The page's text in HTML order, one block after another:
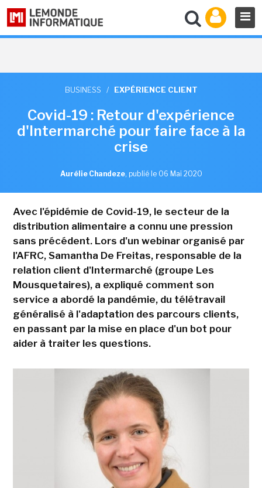
BUSINESS / EXPÉRIENCE CLIENT
Covid-19 : Retour d'expérience
d'Intermarché pour faire face à la
crise
Aurélie Chandeze, publié le 06 Mai 2020
Avec l'épidémie de Covid-19, le secteur de la
distribution alimentaire a connu une pression
sans précédent. Lors d'un webinar organisé par
l'AFRC, Samantha De Freitas, responsable de la
relation client d'Intermarché (groupe Les
Mousquetaires), a expliqué comment son
service a abordé la pandémie, du télétravail
généralisé à l'adaptation des parcours clients,
en passant par la mise en place d'un bot pour
aider à traiter les questions.